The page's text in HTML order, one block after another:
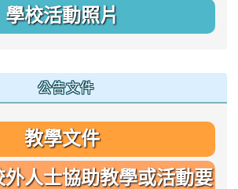
學校活動照片
公告文件
教學文件
外人士協助教學或活動要